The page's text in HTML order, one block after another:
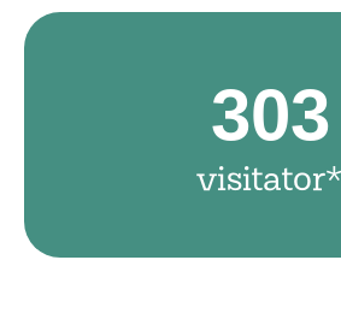
303
visitator*